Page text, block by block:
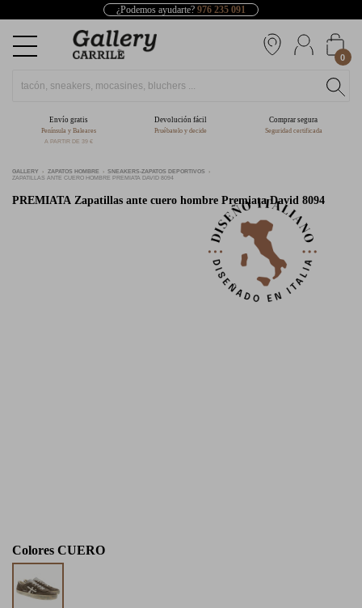
¿Podemos ayudarte? 976 235 091
0
Envío gratis
Península y Baleares
A PARTIR DE 39 €
Devolución fácil
Pruébatelo y decide
Comprar segura
Seguridad certificada
GALLERY ZAPATOS HOMBRE
SNEAKERS-ZAPATOS DEPORTIVOS
ZAPATILLAS ANTE CUERO HOMBRE PREMIATA DAVID 8094
PREMIATA Zapatillas ante cuero hombre Premiata David 8094
Colores CUERO